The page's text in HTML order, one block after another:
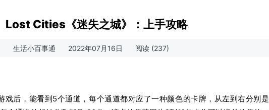
Lost Cities《迷失之城》：上手攻略
生活小百事通 2022年07月16日 阅读 (237)
戏后，能看到5个通道，每个通道都对应了一种颜色的卡牌，从左到右分别是